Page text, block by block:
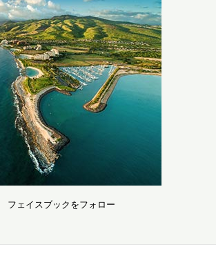
フェイスブックをフォロー